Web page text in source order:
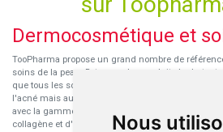
Nous
Dermocosmétique et
TooPharma propose un grand nombre de
soins de la peau. Retrouvez les produits
que tous les soins pour peaux sensibles ou à
l'acné mais aussi des démaquillants. Découvrez
avec la gamme anti-âge pour les peaux encore
collagène et d'acide hyaluronique.